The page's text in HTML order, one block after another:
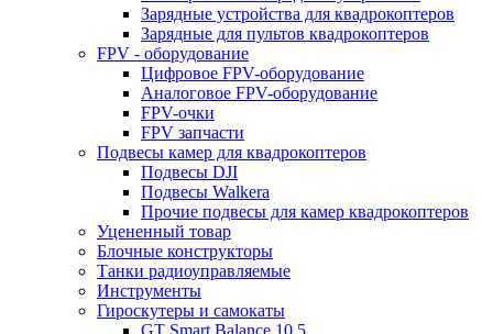
Зарядные устройства для квадрокоптеров
Зарядные для пультов квадрокоптеров
FPV - оборудование
Цифровое FPV-оборудование
Аналоговое FPV-оборудование
FPV-очки
FPV запчасти
Подвесы камер для квадрокоптеров
Подвесы DJI
Подвесы Walkera
Прочие подвесы для камер квадрокоптеров
Уцененный товар
Блочные конструкторы
Танки радиоуправляемые
Инструменты
Гироскутеры и самокаты
GT Smart Balance 10,5